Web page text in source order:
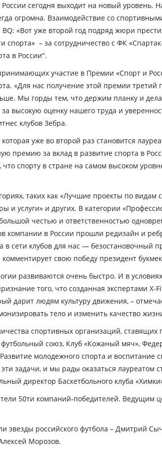
сегодня выходит на новый
огромна. Взаимодействие со
«Вот уже второй год подряд жюри
– за сотрудничество с ФК
в России".
участие в Премии «Спорт и
«Для нас получение этой премии третий
Мы горды тем, что держим планку и
высокую оценку нашего труда и
клубов Зебра.
уже во второй раз становится
премию за вклад в развитие спорта в
спорту в стране на самом высоком
таких как «Лучшие проекты по
услуги» и других. В категории
честью и ответственностью
компании в России прошли редизайн и
сети клубов для нас — безостановочный
комментирует свою победу президент
развиваются очень быстро. И в
того, что созданная экспертами
дарит людям культуру движения, –
тело и изменить качество
спортивных организаций,
союз, Клуб «Кожаный мяч»,
молодежного спорта и
задачи, и мы рады оказаться
директор Баскетбольного клуба
50ти компаний-победителей. Ведущим
звезды российского футбола – Дмитрий
Морозов.